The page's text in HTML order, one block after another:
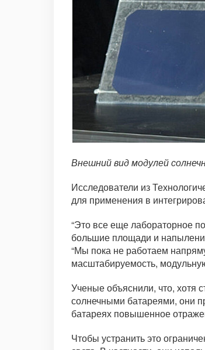
Внешний вид модулей
Исследователи из
для применения в
“Это все еще лабораторное
большие площади и
“Мы пока не работаем
масштабируемость,
Ученые объяснили, что, хотя
солнечными батареями, они
батареях повышенное
Чтобы устранить это